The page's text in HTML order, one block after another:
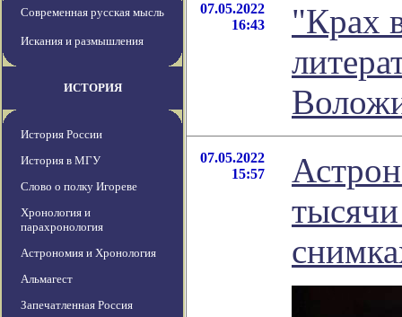
Современная русская мысль
Искания и размышления
ИСТОРИЯ
История России
История в МГУ
Слово о полку Игореве
Хронология и
парахронология
Астрономия и Хронология
Альмагест
Запечатленная Россия
07.05.2022
16:43
"Крах
07.05.2022
15:57